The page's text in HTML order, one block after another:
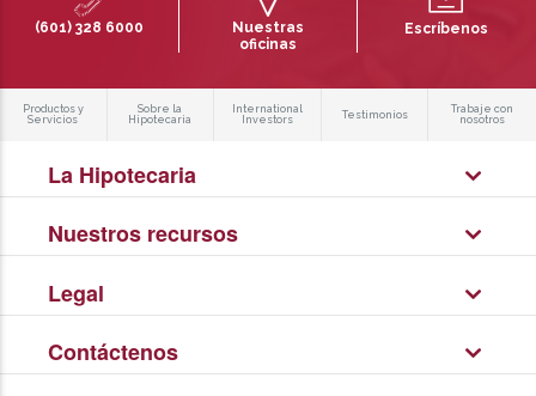
(601) 328 6000
Nuestras
oficinas
Escríbenos
Productos y
Servicios
Sobre la
Hipotecaria
International
Investors
Testimonios
Trabaje con
nosotros
La Hipotecaria
Nuestros recursos
Legal
Contáctenos